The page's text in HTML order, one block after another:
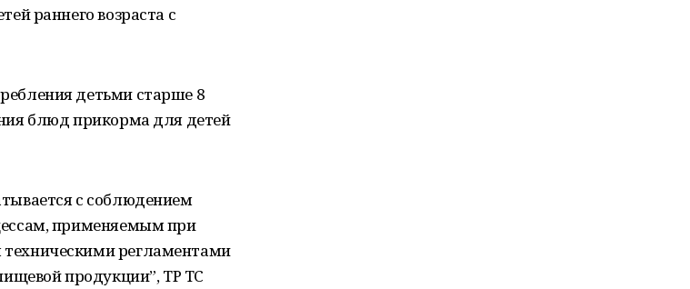
раннего возраста с
детьми старше 8
блюд прикорма для детей
с соблюдением
применяемым при
регламентами
продукции”, ТР ТС